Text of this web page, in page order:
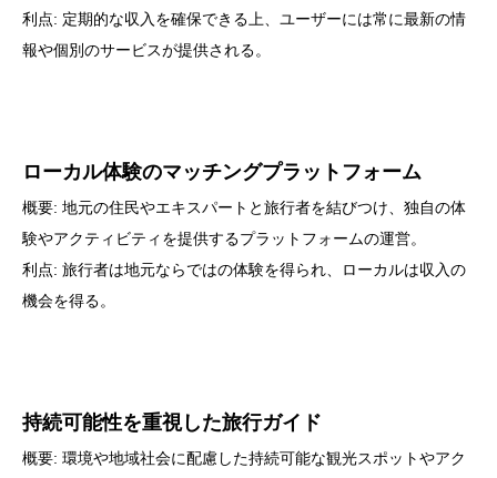
利点: 定期的な収入を確保できる上、ユーザーには常に最新の情
報や個別のサービスが提供される。
ローカル体験のマッチングプラットフォーム
概要: 地元の住民やエキスパートと旅行者を結びつけ、独自の体
験やアクティビティを提供するプラットフォームの運営。
利点: 旅行者は地元ならではの体験を得られ、ローカルは収入の
機会を得る。
持続可能性を重視した旅行ガイド
概要: 環境や地域社会に配慮した持続可能な観光スポットやアク